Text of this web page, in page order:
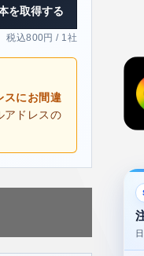
を取得する
税込800円 / 1社
スにお間違
アドレスの